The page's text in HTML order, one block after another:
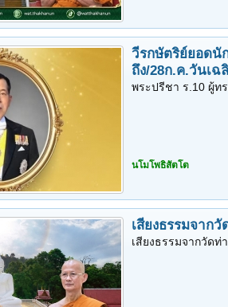
วีรกษัตริย์ยอดนั
ถึง/28ก.ค.วันเ
พระปรีชา ร.10 ผู้ท
นโมโพธิสัตโต
เสียงธรรมจาก
เสียงธรรมจากวัด